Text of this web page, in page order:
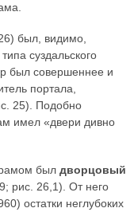
был, видимо,
суздальского
был совершеннее и
портала,
25). Подобно
имел «двери дивно
был дворцовый
рис. 26,1). От него
остатки неглубоких